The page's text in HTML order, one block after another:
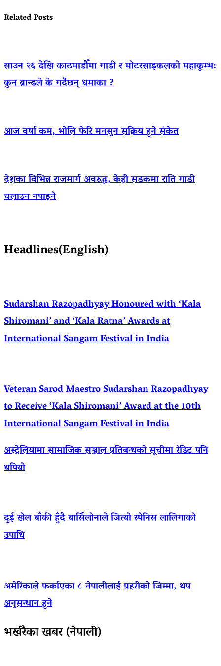
Related Posts
साउन २६ देखि काठमाडौँमा गाडी र मोटरसाइकलको महाकुम्भ:
कुन ब्रान्डले के गर्दैछन् धमाका ?
आज वर्षा कम, भोलि फेरि मनसुन सक्रिय हुने संकेत
देशका विभिन्न राजमार्ग अवरुद्ध, केही सडकमा राति गाडी
चलाउन नपाइने
Headlines(English)
Sudarshan Razopadhyay Honoured with ‘Kala
Shiromani’ and ‘Kala Ratna’ Awards at
International Sangam Festival in India
Veteran Sarod Maestro Sudarshan Razopadhyay
to Receive ‘Kala Shiromani’ Award at the 10th
International Sangam Festival in India
अस्ट्रेलियामा सामाजिक सञ्जाल प्रतिबन्धको सूचीमा रेडिट पनि
थपियो
दुई खेल बाँकी हुँदै बार्सिलोनाले जित्यो स्पेनिस लालिगाको
उपाधि
अमेरिकाले फर्काएका ८ नेपालीलाई प्रहरीको जिम्मा, थप
अनुसन्धान हुने
भर्खरैका खबर (नेपाली)